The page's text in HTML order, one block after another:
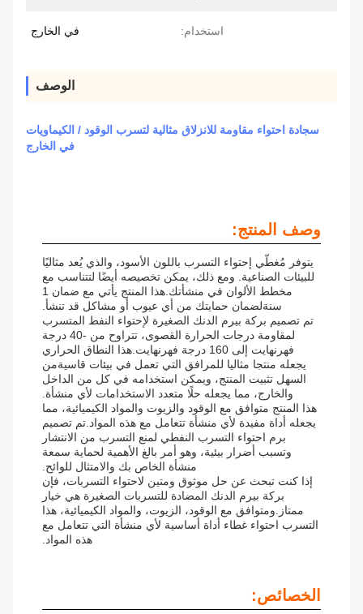
استخدام: في الخارج
الوصف
سجادة احتواء مقاومة للانزلاق مثالية لتسرب الوقود / الكيماويات
في الخارج
وصف المنتج:
يتوفر مُغطّي إحتواء التسرب باللون الأسود، والذي يُعد مثاليًا
للبيئات الصناعية. ومع ذلك، يمكن تخصيصه أيضًا لتتناسب مع
مخطط الألوان في منشأتك.هذا المنتج يأتي مع ضمان 1
سنةلضمان حمايتك من أي عيوب أو مشاكل قد تنشأ.
تم تصميم بركة بيرم الدنك الصغيرة لإحتواء النفط المتسرب
لمقاومة درجات الحرارة القصوى، تتراوح من -40 درجة
فهرنهايت إلى 160 درجة فهرنهايت.هذا النطاق الحراري
يجعله منتجا مثاليا للمرافق التي تعمل في بيئات قاسيةمن
السهل تثبيت المنتج، ويمكن استخدامه في كل من الداخل
والخارج، مما يجعله حلًا متعدد الاستخدامات لأي منشأة.
هذا المنتج متوافق مع الوقود والزيوت والمواد الكيميائية، مما
يجعله أداة مفيدة لأي منشأة تتعامل مع هذه المواد.تم تصميم
برم احتواء التسرب النفطي لمنع التسرب من الانتشار
وتسبب أضرار بيئية، وهو أمر بالغ الأهمية لحماية سمعة
منشأة الخاص بك والامتثال للوائح.
إذا كنت تبحث عن حل موثوق ومتين لاحتواء التسربات، فإن
بركة بيرم الدنك المضادة للتسربات الصغيرة هي خيار
ممتاز.ومتوافق مع الوقود، الزيوت، والمواد الكيميائية، هذا
التسرب احتواء غطاء أداة أساسية لأي منشأة التي تتعامل مع
هذه المواد.
الخصائص: